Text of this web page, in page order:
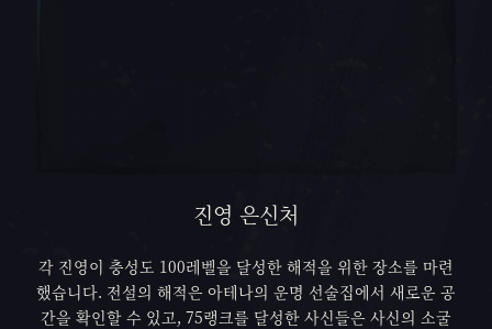
진영 은신처
각 진영이 충성도 100레벨을 달성한 해적을 위한 장소를 마련
했습니다. 전설의 해적은 아테나의 운명 선술집에서 새로운 공
간을 확인할 수 있고, 75랭크를 달성한 사신들은 사신의 소굴